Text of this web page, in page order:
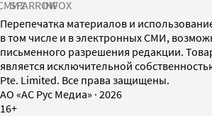
SPARROWINFOX
Перепечатка материалов и
в том числе и в электронных СМИ,
письменного разрешения редакции.
является исключительной
Pte. Limited. Все права защищены.
AO «АС Рус Медиа» · 2026
16+